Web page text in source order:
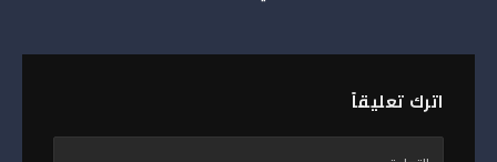
اترك تعليقاً